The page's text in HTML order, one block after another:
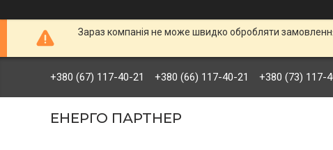
Зараз компанія не може швидко обробляти
+380 (67) 117-40-21 +380 (66) 117-40-21 +380 (73) 117-
ЕНЕРГО ПАРТНЕР